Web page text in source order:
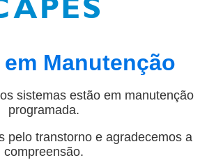
Manutenção
sistemas estão em manutenção
programada.
pelo transtorno e agradecemos a
compreensão.